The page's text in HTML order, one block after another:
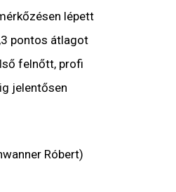
lépett
pontos átlagot
felnőtt, profi
jelentősen
Róbert)